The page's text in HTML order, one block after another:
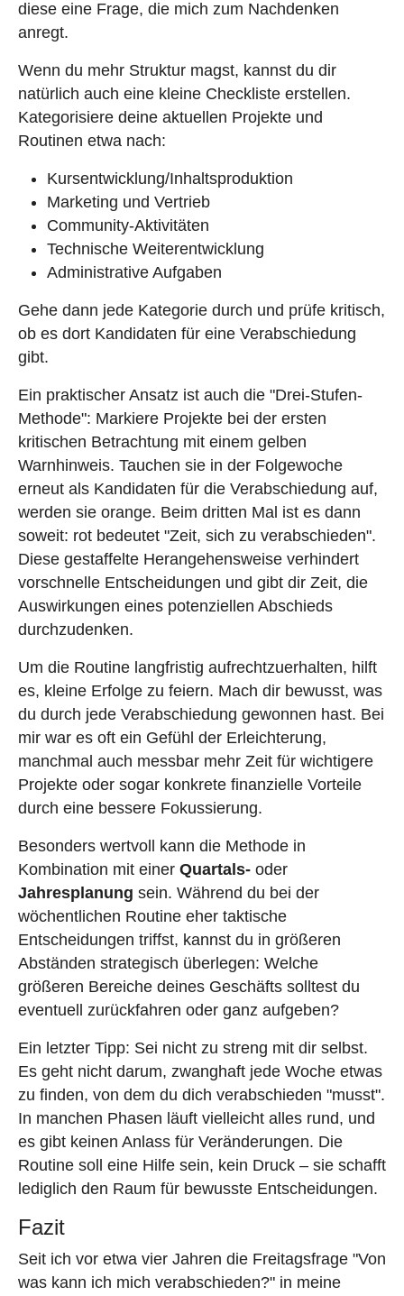
diese eine Frage, die mich zum Nachdenken
anregt.
Wenn du mehr Struktur magst, kannst du dir
natürlich auch eine kleine Checkliste erstellen.
Kategorisiere deine aktuellen Projekte und
Routinen etwa nach:
Kursentwicklung/Inhaltsproduktion
Marketing und Vertrieb
Community-Aktivitäten
Technische Weiterentwicklung
Administrative Aufgaben
Gehe dann jede Kategorie durch und prüfe kritisch,
ob es dort Kandidaten für eine Verabschiedung
gibt.
Ein praktischer Ansatz ist auch die "Drei-Stufen-
Methode": Markiere Projekte bei der ersten
kritischen Betrachtung mit einem gelben
Warnhinweis. Tauchen sie in der Folgewoche
erneut als Kandidaten für die Verabschiedung auf,
werden sie orange. Beim dritten Mal ist es dann
soweit: rot bedeutet "Zeit, sich zu verabschieden".
Diese gestaffelte Herangehensweise verhindert
vorschnelle Entscheidungen und gibt dir Zeit, die
Auswirkungen eines potenziellen Abschieds
durchzudenken.
Um die Routine langfristig aufrechtzuerhalten, hilft
es, kleine Erfolge zu feiern. Mach dir bewusst, was
du durch jede Verabschiedung gewonnen hast. Bei
mir war es oft ein Gefühl der Erleichterung,
manchmal auch messbar mehr Zeit für wichtigere
Projekte oder sogar konkrete finanzielle Vorteile
durch eine bessere Fokussierung.
Besonders wertvoll kann die Methode in
Kombination mit einer Quartals- oder
Jahresplanung sein. Während du bei der
wöchentlichen Routine eher taktische
Entscheidungen triffst, kannst du in größeren
Abständen strategisch überlegen: Welche
größeren Bereiche deines Geschäfts solltest du
eventuell zurückfahren oder ganz aufgeben?
Ein letzter Tipp: Sei nicht zu streng mit dir selbst.
Es geht nicht darum, zwanghaft jede Woche etwas
zu finden, von dem du dich verabschieden "musst".
In manchen Phasen läuft vielleicht alles rund, und
es gibt keinen Anlass für Veränderungen. Die
Routine soll eine Hilfe sein, kein Druck – sie schafft
lediglich den Raum für bewusste Entscheidungen.
Fazit
Seit ich vor etwa vier Jahren die Freitagsfrage "Von
was kann ich mich verabschieden?" in meine